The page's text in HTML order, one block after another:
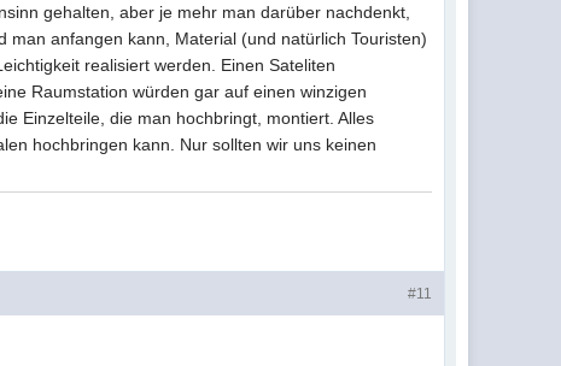
gehalten, aber je mehr man darüber nachdenkt,
anfangen kann, Material (und natürlich Touristen)
realisiert werden. Einen Sateliten
Raumstation würden gar auf einen winzigen
Einzelteile, die man hochbringt, montiert. Alles
hochbringen kann. Nur sollten wir uns keinen
#11